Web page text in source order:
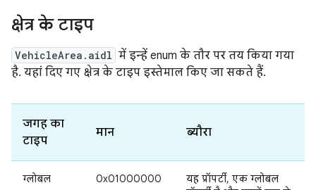
क्षेत्र के टाइप
VehicleArea.aidl में इन्हें enum के तौर पर तय किया गया
है. यहां दिए गए क्षेत्र के टाइप इस्तेमाल किए जा सकते हैं.
जगह का
टाइप
मान ब्यौरा
ग्लोबल 0x01000000
यह प्रॉपर्टी, एक ग्लोबल